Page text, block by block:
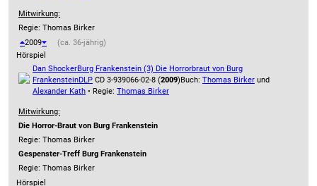
Mitwirkung:
Regie: Thomas Birker
2009
(ca. 36-jährig)
Hörspiel
Dan ShockerBurg Frankenstein (3) Die Horrorbraut von Burg
FrankensteinDLP CD 3-939066-02-8 (2009)Buch: Thomas Birker und
Alexander Kath • Regie: Thomas Birker
Mitwirkung:
Die Horror-Braut von Burg Frankenstein
Regie: Thomas Birker
Gespenster-Treff Burg Frankenstein
Regie: Thomas Birker
Hörspiel